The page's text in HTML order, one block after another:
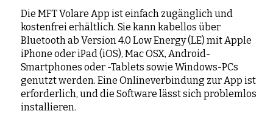
Die MFT Volare App ist einfach zugänglich und
kostenfrei erhältlich. Sie kann kabellos über
Bluetooth ab Version 4.0 Low Energy (LE) mit Apple
iPhone oder iPad (iOS), Mac OSX, Android-
Smartphones oder -Tablets sowie Windows-PCs
genutzt werden. Eine Onlineverbindung zur App ist
erforderlich, und die Software lässt sich problemlos
installieren.